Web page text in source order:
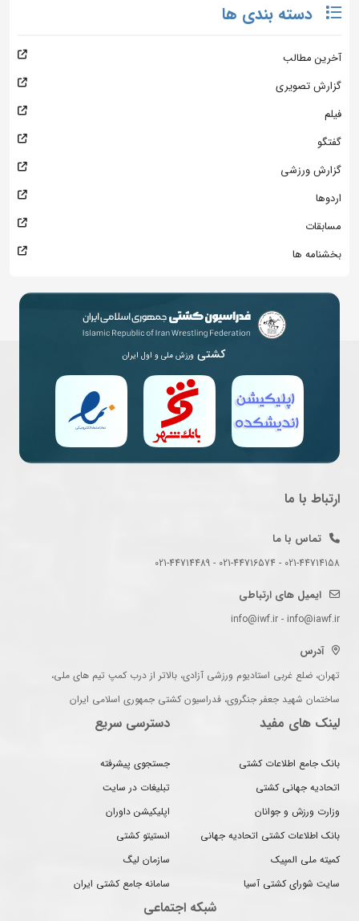
دسته بندی ها
آخرین مطالب
گزارش تصویری
فیلم
گفتگو
گزارش ورزشی
اردوها
مسابقات
بخشنامه ها
کشتی ورزش ملی و اول ایران
ارتباط با ما
تماس با ما
021-44714158 - 021-44716574 - 021-44714489
ایمیل های ارتباطی
info@iwf.ir - info@iawf.ir
آدرس
تهران، ضلع غربی استادیوم ورزشی آزادی، بالاتر از درب کمپ تیم های ملی،
ساختمان شهید جعفر جنگروی، فدراسیون کشتی جمهوری اسلامی ایران
لینک های مفید
بانک جامع اطلاعات کشتی
اتحادیه جهانی کشتی
وزارت ورزش و جوانان
بانک اطلاعات کشتی اتحادیه جهانی
کمیته ملی المپیک
سایت شورای کشتی آسیا
دسترسی سریع
جستجوی پیشرفته
تبلیغات در سایت
اپلیکیشن داوران
انستیتو کشتی
سازمان لیگ
سامانه جامع کشتی ایران
شبکه اجتماعی